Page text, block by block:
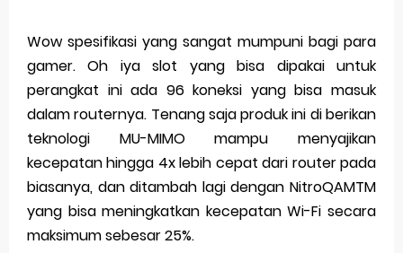
Wow spesifikasi yang sangat mumpuni bagi para
gamer. Oh iya slot yang bisa dipakai untuk
perangkat ini ada 96 koneksi yang bisa masuk
dalam routernya. Tenang saja produk ini di berikan
teknologi MU-MIMO mampu menyajikan
kecepatan hingga 4x lebih cepat dari router pada
biasanya, dan ditambah lagi dengan NitroQAMTM
yang bisa meningkatkan kecepatan Wi-Fi secara
maksimum sebesar 25%.